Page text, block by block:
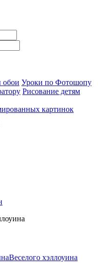
Уроки по Фотошопу
Рисование детям
картинок
Веселого хэллоуина